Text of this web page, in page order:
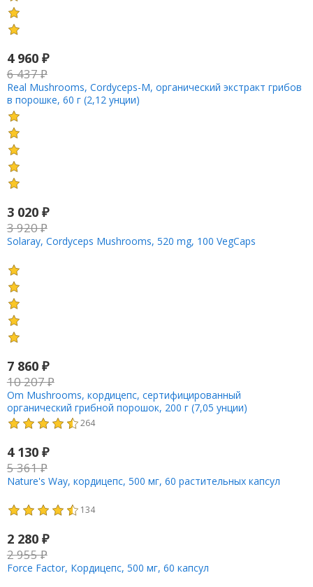
4 960 ₽
6 437₽
Real Mushrooms, Cordyceps-M, органический экстракт грибов
в порошке, 60 г (2,12 унции)
3 020 ₽
3 920₽
Solaray, Cordyceps Mushrooms, 520 mg, 100 VegCaps
7 860 ₽
10 207₽
Om Mushrooms, кордицепс, сертифицированный
органический грибной порошок, 200 г (7,05 унции)
264
4 130 ₽
5 361₽
Nature's Way, кордицепс, 500 мг, 60 растительных капсул
134
2 280 ₽
2 955₽
Force Factor, Кордицепс, 500 мг, 60 капсул